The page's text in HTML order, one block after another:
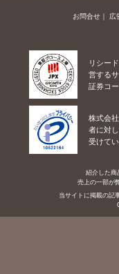
お問合せ 広
リシー
営するサ
証券コ
株式会
者に対
受けてい
紹介した商
売上の一部が
当サイトに掲載の記